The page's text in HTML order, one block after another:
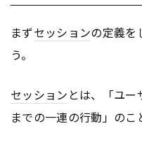
まずセッションの定義を
う。
セッション とは、「ユ
までの一連の行動」のこ